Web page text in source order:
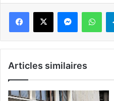
WhatsApp
Articles similaires